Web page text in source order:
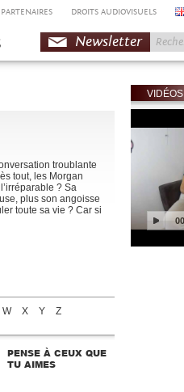
PARTENAIRES DROITS AUDIOVISUELS
Newsletter
troublante
tout, les Morgan
? Sa
plus son angoisse
toute sa vie ? Car si
W X Y Z
PENSE À CEUX QUE
TU AIMES
VIDÉOS